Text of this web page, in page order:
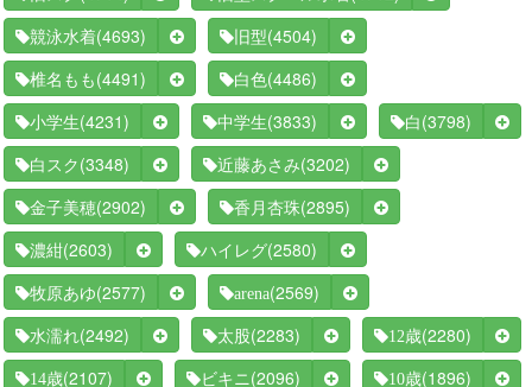
競泳水着(4693) 旧型(4504)
椎名もも (4491) 白色(4486)
小学生(4231) 中学生(3833) 白 (3798)
白スク (3348) 近藤あさみ(3202)
金子美穂(2902) 香月杏珠(2895)
濃紺(2603) ハイレグ(2580)
牧原あゆ(2577) arena(2569)
水濡れ(2492) 太股(2283) 12歳(2280)
14歳(2107) ビキニ (2096) 10歳(1896)